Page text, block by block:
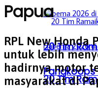
20 Tim
Pangkoops
20 Tim
Papua
RPL New Honda
untuk lebih
hadirnya motor
masyarakat di